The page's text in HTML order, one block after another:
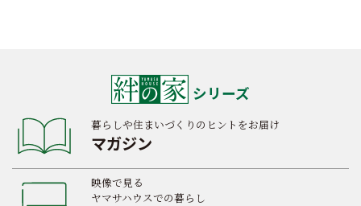
シリーズ
暮らしや住まいづくりのヒントをお届け
マガジン
映像で見る
ヤマサハウスでの暮らし